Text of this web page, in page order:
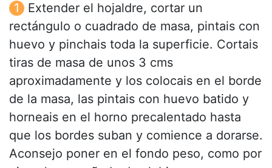
Extender el hojaldre, cortar un
rectángulo o cuadrado de masa, pintais con
huevo y pinchais toda la superficie. Cortais
tiras de masa de unos 3 cms
aproximadamente y los colocais en el borde
de la masa, las pintais con huevo batido y
horneais en el horno precalentado hasta
que los bordes suban y comience a dorarse.
Aconsejo poner en el fondo peso, como por